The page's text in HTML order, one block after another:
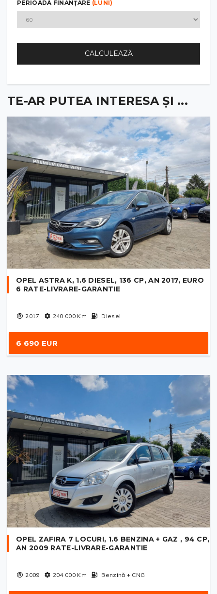
PERIOADĂ FINANȚARE (LUNI)
CALCULEAZĂ
TE-AR PUTEA INTERESA ȘI ...
OPEL ASTRA K, 1.6 DIESEL, 136 CP, AN 2017, EURO
6 RATE-LIVRARE-GARANTIE
2017 240 000Km Diesel
6 690 EUR
OPEL ZAFIRA 7 LOCURI, 1.6 BENZINA + GAZ , 94 CP,
AN 2009 RATE-LIVRARE-GARANTIE
2009 204 000Km Benzină + CNG